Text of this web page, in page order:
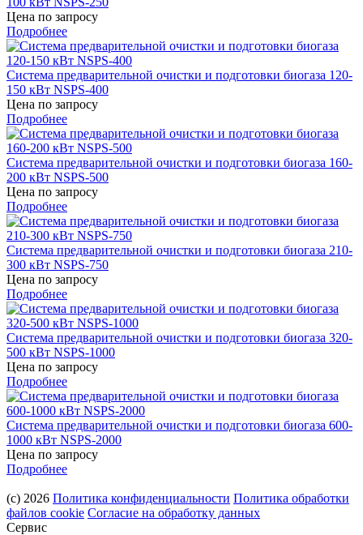
Цена по запросу
Подробнее
Система предварительной очистки и подготовки биогаза 120-
150 кВт NSPS-400
Цена по запросу
Подробнее
Система предварительной очистки и подготовки биогаза 160-
200 кВт NSPS-500
Цена по запросу
Подробнее
Система предварительной очистки и подготовки биогаза 210-
300 кВт NSPS-750
Цена по запросу
Подробнее
Система предварительной очистки и подготовки биогаза 320-
500 кВт NSPS-1000
Цена по запросу
Подробнее
Система предварительной очистки и подготовки биогаза 600-
1000 кВт NSPS-2000
Цена по запросу
Подробнее
(с) 2026 Политика конфиденциальности Политика обработки
файлов cookie Согласие на обработку данных
Сервис